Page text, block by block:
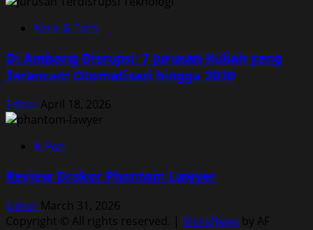
Karir & Tech
Di Ambang Disrupsi: 7 Jurusan Kuliah yang
Terancam Otomatisasi hingga 2030
Editor April 18, 2026
K-Pop
Review Drakor Phantom Lawyer
Editor March 31, 2026
Copyright © All rights reserved. | MoreNews by AF